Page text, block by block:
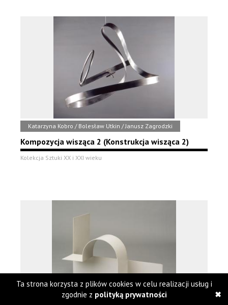
Katarzyna Kobro / Bolesław Utkin / Janusz Zagrodzki
Kompozycja wisząca 2 (Konstrukcja wisząca 2)
Kolekcja Sztuki XX i XXI wieku
Ta strona korzysta z plików cookies w celu realizacji usług i
zgodnie z polityką prywatności